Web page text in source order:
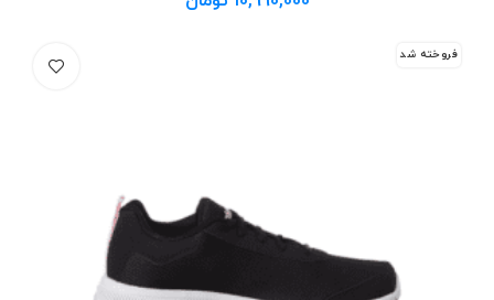
فروخته شد